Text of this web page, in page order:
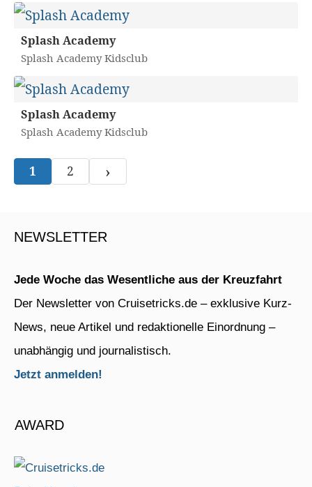
Splash Academy
Splash Academy Kidsclub
Splash Academy
Splash Academy Kidsclub
1 2 ›
NEWSLETTER
Jede Woche das Wesentliche aus der Kreuzfahrt
Der Newsletter von Cruisetricks.de – exklusive Kurz-
News, neue Artikel und redaktionelle Einordnung –
unabhängig und journalistisch.
Jetzt anmelden!
AWARD